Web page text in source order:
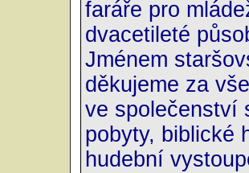
faráře pro
dvacetileté
Jménem
děkujeme za
ve společenství
pobyty, biblické
hudební